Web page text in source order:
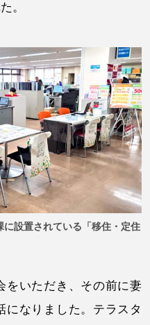
。
設置されている「移住・定住
をいただき、その前に妻
になりました。テラスタ